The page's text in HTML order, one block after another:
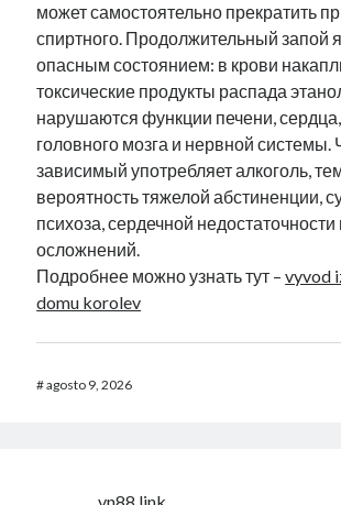
может самостоятельно прекратить
спиртного. Продолжительный запой
опасным состоянием: в крови
токсические продукты распада
нарушаются функции печени,
головного мозга и нервной
зависимый употребляет алкоголь,
вероятность тяжелой абстиненции,
психоза, сердечной недостаточности
осложнений.
Подробнее можно узнать тут –vyvod
domu korolev
#agosto 9, 2026